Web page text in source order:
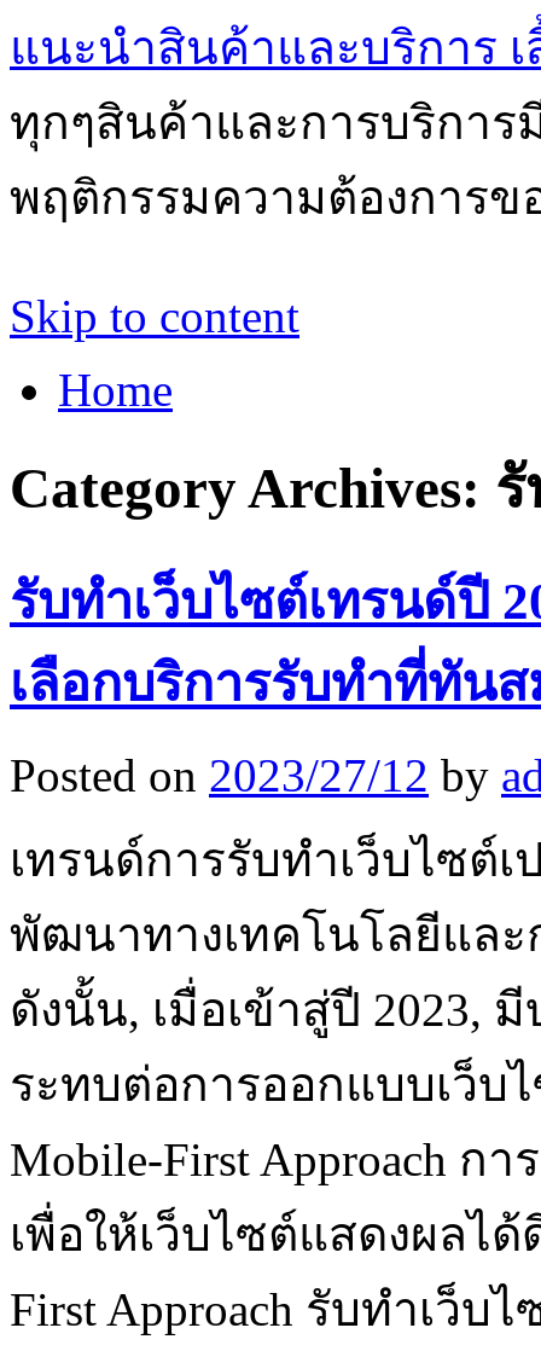
แนะนำสินค้าและบริการ
ทุกๆสินค้าและการบริกา
พฤติกรรมความต้องการข
Skip to content
Home
Category Archives:
รับทําเว็บไซต์เทรนด์ปี
เลือกบริการรับทำที่ทัน
Posted on 2023/27/12 by
เทรนด์การรับทําเว็บไซต์
พัฒนาทางเทคโนโลยีและ
ดังนั้น, เมื่อเข้าสู่ปี 2023,
ระทบต่อการออกแบบเว็บไ
Mobile-First Approach ก
เพื่อให้เว็บไซต์แสดงผลไ
First Approach รับทําเว็